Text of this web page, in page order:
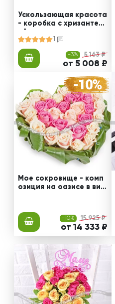
Ускользающая красота
- коробка с хризантем
1
-3% 5 163 ₽
от 5 008 ₽
Мое сокровище - комп
озиция на оазисе в вид
-10% 15 925 ₽
от 14 333 ₽